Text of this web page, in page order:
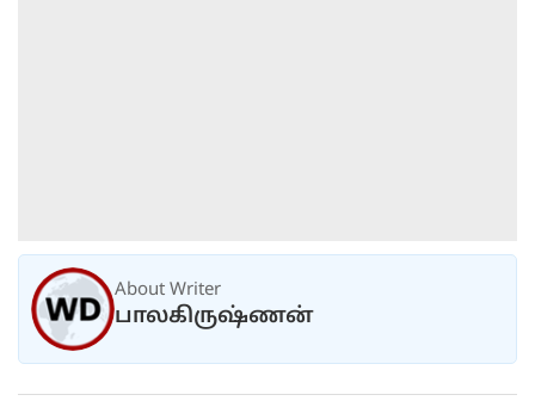
About Writer
பாலகிருஷ்ணன்